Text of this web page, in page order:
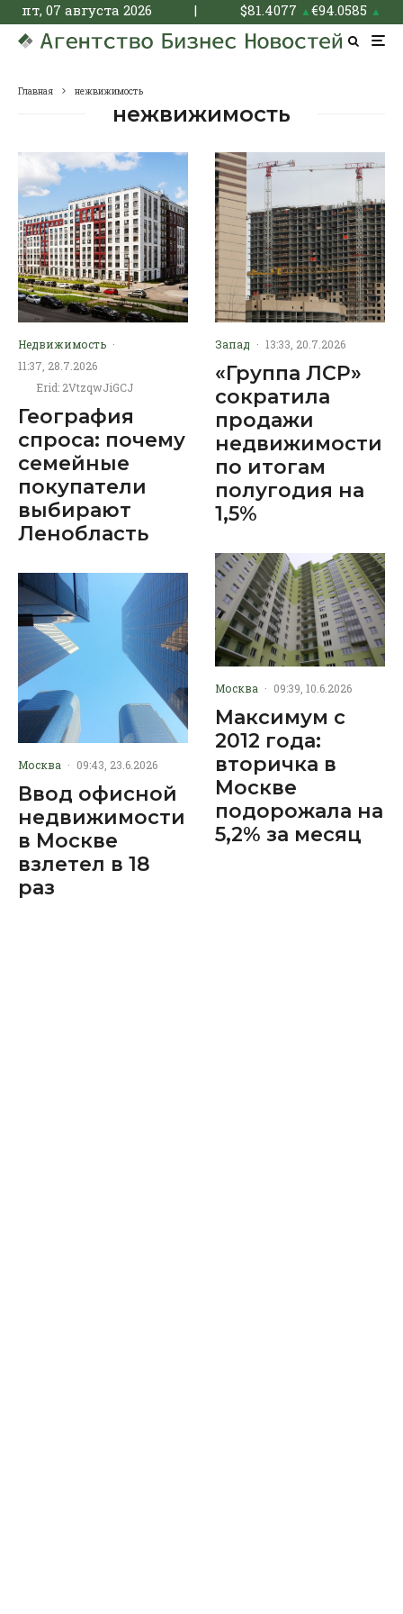
пт, 07 августа 2026 | $81.4077 ▲€94.0585 ▲
Главная нежвижимость
нежвижимость
Недвижимость ·
11:37, 28.7.2026
Erid: 2VtzqwJiGCJ
География
спроса: почему
семейные
покупатели
выбирают
Ленобласть
Москва · 09:43, 23.6.2026
Ввод офисной
недвижимости
в Москве
взлетел в 18
раз
Запад · 13:33, 20.7.2026
«Группа ЛСР»
сократила
продажи
недвижимости
по итогам
полугодия на
1,5%
Москва · 09:39, 10.6.2026
Максимум с
2012 года:
вторичка в
Москве
подорожала на
5,2% за месяц